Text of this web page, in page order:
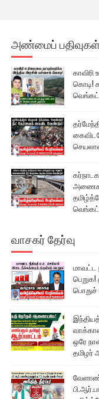
அண்மைப்
கொடி!
வாசகர் தேர்வு
மாவட்ட
பெறுக!
ஒரே
தமிழர்